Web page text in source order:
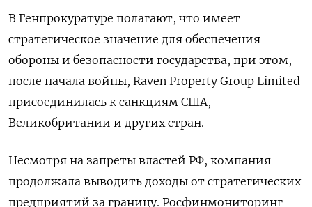
В Генпрокуратуре полагают, что имеет
стратегическое значение для обеспечения
обороны и безопасности государства, при этом,
после начала войны, Raven Property Group Limited
присоединилась к санкциям США,
Великобритании и других стран.
Несмотря на запреты властей РФ, компания
продолжала выводить доходы от стратегических
предприятий за границу. Росфинмониторинг